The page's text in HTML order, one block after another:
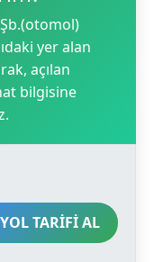
yer alan
açılan
bilgisine
YOL TARİFİ AL